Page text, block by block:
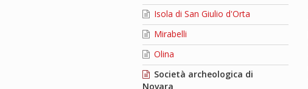
Isola di San Giulio d'Orta
Mirabelli
Olina
Società archeologica di
Novara